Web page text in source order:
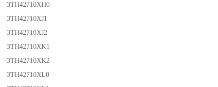
3TH42710XH0
3TH42710XJ1
3TH42710XJ2
3TH42710XK1
3TH42710XK2
3TH42710XL0